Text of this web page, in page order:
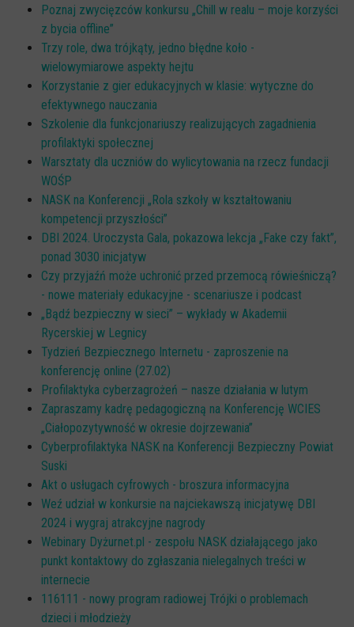
Poznaj zwycięzców konkursu „Chill w realu – moje korzyści
z bycia offline”
Trzy role, dwa trójkąty, jedno błędne koło -
wielowymiarowe aspekty hejtu
Korzystanie z gier edukacyjnych w klasie: wytyczne do
efektywnego nauczania
Szkolenie dla funkcjonariuszy realizujących zagadnienia
profilaktyki społecznej
Warsztaty dla uczniów do wylicytowania na rzecz fundacji
WOŚP
NASK na Konferencji „Rola szkoły w kształtowaniu
kompetencji przyszłości”
DBI 2024. Uroczysta Gala, pokazowa lekcja „Fake czy fakt”,
ponad 3030 inicjatyw
Czy przyjaźń może uchronić przed przemocą rówieśniczą?
- nowe materiały edukacyjne - scenariusze i podcast
„Bądź bezpieczny w sieci” – wykłady w Akademii
Rycerskiej w Legnicy
Tydzień Bezpiecznego Internetu - zaproszenie na
konferencję online (27.02)
Profilaktyka cyberzagrożeń – nasze działania w lutym
Zapraszamy kadrę pedagogiczną na Konferencję WCIES
„Ciałopozytywność w okresie dojrzewania”
Cyberprofilaktyka NASK na Konferencji Bezpieczny Powiat
Suski
Akt o usługach cyfrowych - broszura informacyjna
Weź udział w konkursie na najciekawszą inicjatywę DBI
2024 i wygraj atrakcyjne nagrody
Webinary Dyżurnet.pl - zespołu NASK działającego jako
punkt kontaktowy do zgłaszania nielegalnych treści w
internecie
116111 - nowy program radiowej Trójki o problemach
dzieci i młodzieży